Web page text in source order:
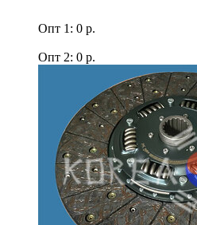
Опт 1: 0 р.
Опт 2: 0 р.